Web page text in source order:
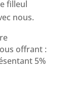
filleul
nous.
offrant :
5%